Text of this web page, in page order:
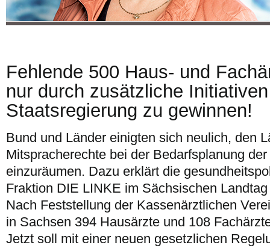
Fehlende 500 Haus- und
nur durch zusätzliche
Staatsregierung zu gewinnen!
Bund und Länder einigten sich neulich, den
Mitspracherechte bei der Bedarfsplanung
einzuräumen. Dazu erklärt die
Fraktion DIE LINKE im Sächsischen
Nach Feststellung der Kassenärztlichen
in Sachsen 394 Hausärzte und 108
Jetzt soll mit einer neuen gesetzlichen